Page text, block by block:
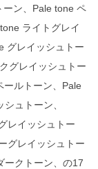
ーン、Pale tone ペ
ライトグレイ
グレイッシュトー
グレイッシュトー
ールトーン、Pale
ュトーン、
レイッシュトー
グレイッシュトー
ークトーン、の17